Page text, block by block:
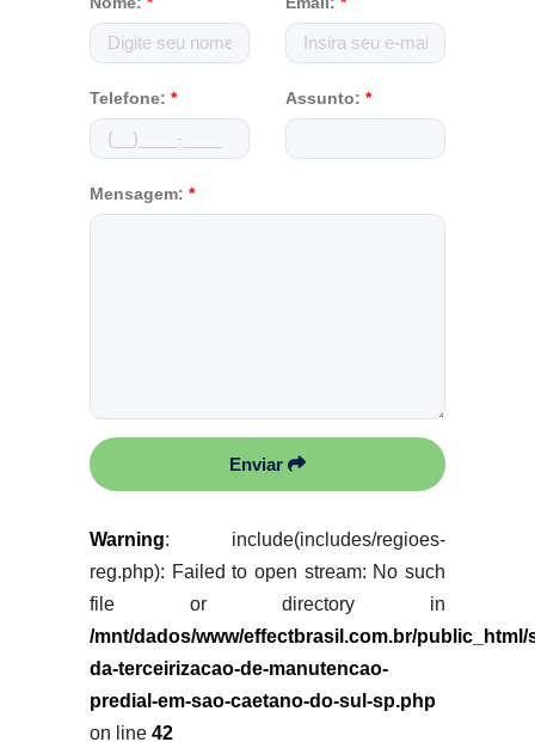
Telefone: * Assunto: *
Mensagem: *
Enviar
Warning: include(includes/regioes-
reg.php): Failed to open stream: No such
file or directory in
/mnt/dados/www/effectbrasil.com.br/public_html/
da-terceirizacao-de-manutencao-
predial-em-sao-caetano-do-sul-sp.php
on line 42